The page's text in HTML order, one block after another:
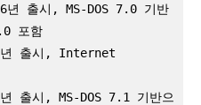
출시, MS-DOS 7.0 기반
포함
년 출시, Internet
출시, MS-DOS 7.1 기반으